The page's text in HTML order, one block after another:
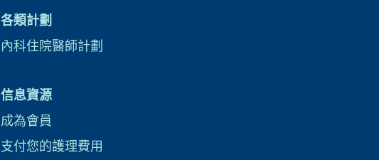
各類計劃
內科住院醫師計劃
信息資源
成為會員
支付您的護理費用